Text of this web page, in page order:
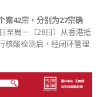
案42宗 ，分别为27宗确
至周一（28日）从香港抵
核酸检测后，经闭环管理